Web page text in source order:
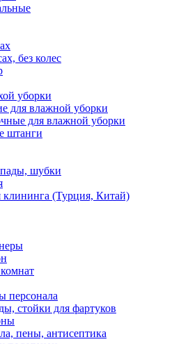
без колес
уборки
для влажной уборки
для влажной уборки
штанги
шубки
(Турция, Китай)
персонала
стойки для фартуков
пены, антисептика